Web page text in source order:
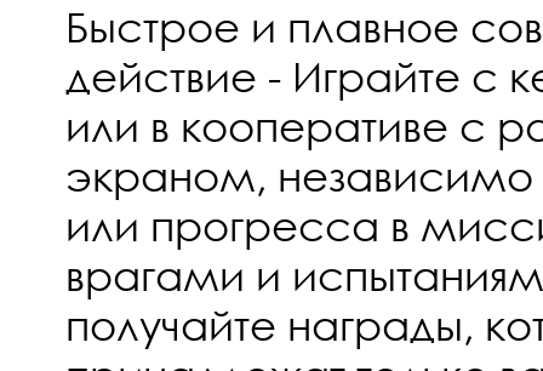
Быстрое и плавное
действие - Играйте с
или в кооперативе с
экраном, независимо
или прогресса в
врагами и
получайте награды,